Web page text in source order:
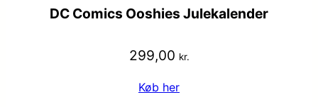
DC Comics Ooshies Julekalender
299,00 kr.
Køb her